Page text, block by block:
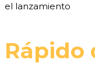
el lanzamiento
Rápido